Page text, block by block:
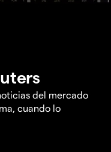
del mercado
cuando lo